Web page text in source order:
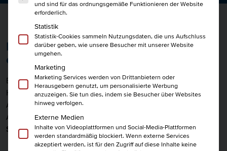
Die Hamburger Meisterprämie auf
einen Blick
Erfolgreiche berufliche Weiterbildung ist auch für die Stadt
Hamburg attraktiv, daher erhalten seit Januar 2019
Absolventen der Meisterprüfung sowie vergleichbarer
Aufstiegsfortbildungen als zusätzlichen Anreiz eine Prämie.
Seit Januar 2025 in Höhe von 1.300 Euro!
und sind für das ordnungsgemäße Funktionieren der Website
erforderlich.
Statistik
Statistik-Cookies sammeln Nutzungsdaten, die uns Aufschluss
darüber geben, wie unsere Besucher mit unserer Website
umgehen.
Marketing
Marketing Services werden von Drittanbietern oder
Herausgebern genutzt, um personalisierte Werbung
anzuzeigen. Sie tun dies, indem sie Besucher über Websites
hinweg verfolgen.
Externe Medien
Inhalte von Videoplattformen und Social-Media-Plattformen
werden standardmäßig blockiert. Wenn externe Services
akzeptiert werden, ist für den Zugriff auf diese Inhalte keine